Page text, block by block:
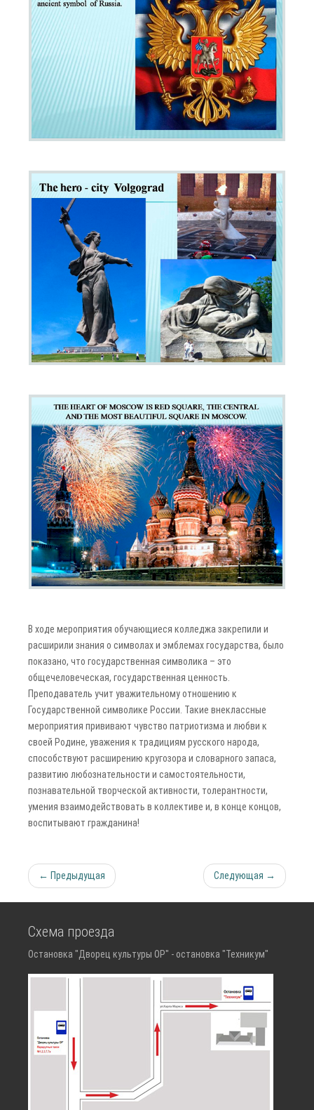
В ходе мероприятия обучающиеся колледжа закрепили и
расширили знания о символах и эмблемах государства, было
показано, что государственная символика – это
общечеловеческая, государственная ценность.
Преподаватель учит уважительному отношению к
Государственной символике России. Такие внеклассные
мероприятия прививают чувство патриотизма и любви к
своей Родине, уважения к традициям русского народа,
способствуют расширению кругозора и словарного запаса,
развитию любознательности и самостоятельности,
познавательной творческой активности, толерантности,
умения взаимодействовать в коллективе и, в конце концов,
воспитывают гражданина!
← Предыдущая Следующая →
Схема проезда
Остановка "Дворец культуры ОР" - остановка "Техникум"